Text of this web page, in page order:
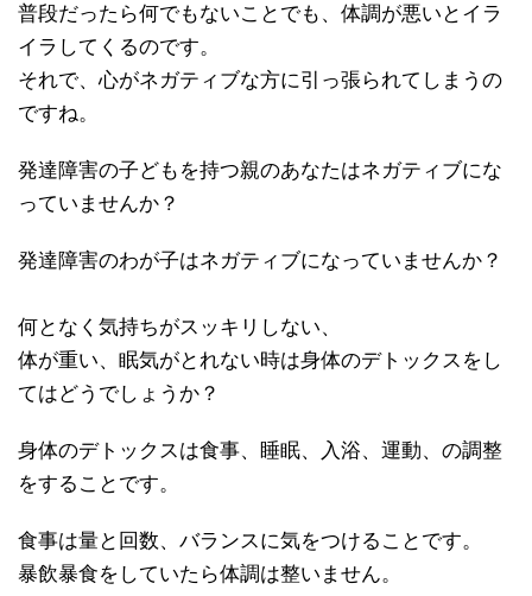
普段だったら何でもないことでも、体調が悪いとイラ
イラしてくるのです。
それで、心がネガティブな方に引っ張られてしまうの
ですね。
発達障害の子どもを持つ親のあなたはネガティブにな
っていませんか？
発達障害のわが子はネガティブになっていませんか？
何となく気持ちがスッキリしない、
体が重い、眠気がとれない時は身体のデトックスをし
てはどうでしょうか？
身体のデトックスは食事、睡眠、入浴、運動、の調整
をすることです。
食事は量と回数、バランスに気をつけることです。
暴飲暴食をしていたら体調は整いません。